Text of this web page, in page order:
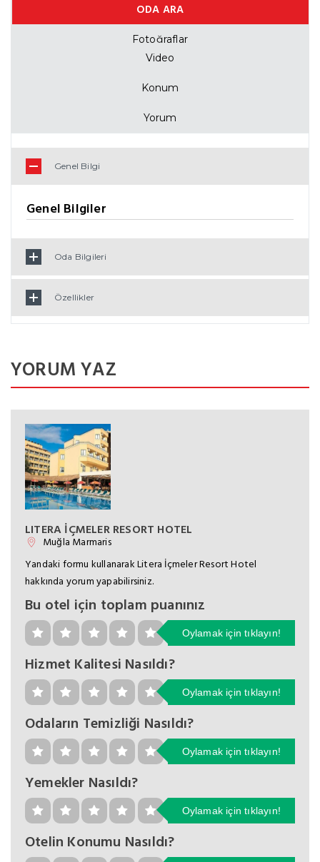
ODA ARA
Fiyat Listesi
Fotoğraflar
Video
Konum
Yorum
Genel Bilgi
Genel Bilgiler
Oda Bilgileri
Özellikler
YORUM YAZ
LITERA İÇMELER RESORT HOTEL
Muğla Marmaris
Yandaki formu kullanarak Litera İçmeler Resort Hotel
hakkında yorum yapabilirsiniz.
Bu otel için toplam puanınız
Oylamak için tıklayın!
Hizmet Kalitesi Nasıldı?
Oylamak için tıklayın!
Odaların Temizliği Nasıldı?
Oylamak için tıklayın!
Yemekler Nasıldı?
Oylamak için tıklayın!
Otelin Konumu Nasıldı?